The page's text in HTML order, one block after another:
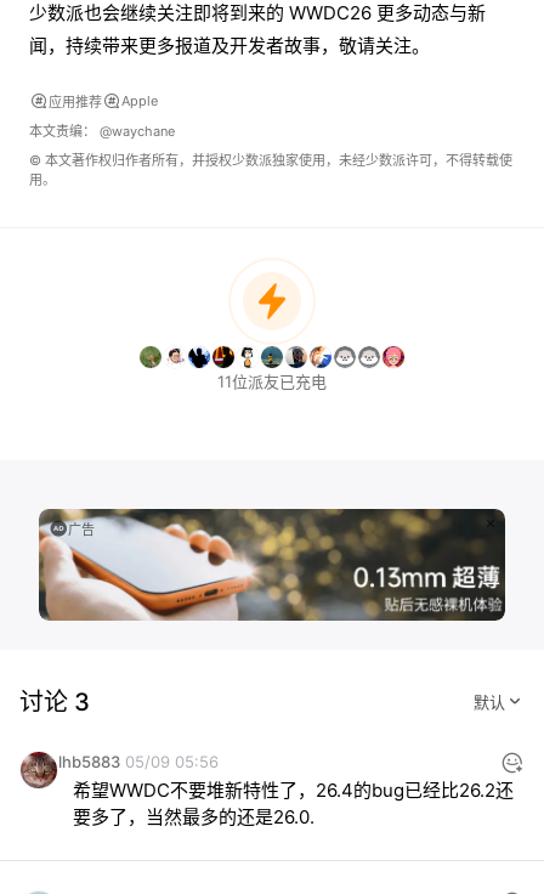
少数派也会继续关注即将到来的 WWDC26 更多动态与新
闻，持续带来更多报道及开发者故事，敬请关注。
应用推荐
Apple
本文责编： @waychane
© 本文著作权归作者所有，并授权少数派独家使用，未经少数派许可，不得转载使
用。
11位派友已充电
广告
讨论 3
lhb5883 05/09 05:56
希望WWDC不要堆新特性了，26.4的bug已经比26.2还
要多了，当然最多的还是26.0.